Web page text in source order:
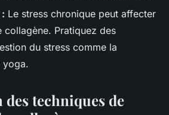
Le stress chronique peut affecter
collagène. Pratiquez des
du stress comme la
yoga.
techniques de